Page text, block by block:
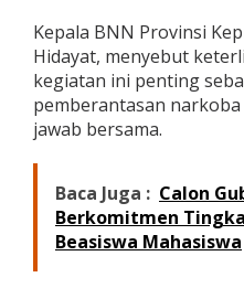
Kepala BNN Provinsi
Hidayat, menyebut
kegiatan ini penting
pemberantasan
jawab bersama.
Baca Juga : Calon
Berkomitmen
Beasiswa Mahasiswa